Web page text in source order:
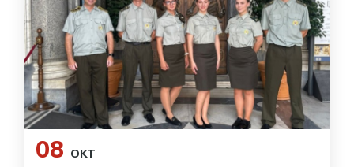
08 OKT